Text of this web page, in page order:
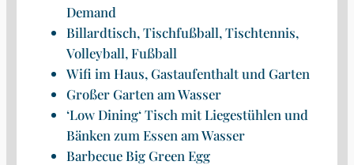
Demand
Billardtisch, Tischfußball, Tischtennis,
Volleyball, Fußball
Wifi im Haus, Gastaufenthalt und Garten
Großer Garten am Wasser
‘Low Dining‘ Tisch mit Liegestühlen und
Bänken zum Essen am Wasser
Barbecue Big Green Egg